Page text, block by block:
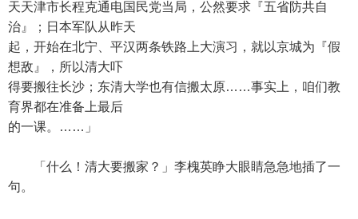
天天津市长程克通电国民党当局，公然要求『五省防共自
治』；日本军队从昨天
起，开始在北宁、平汉两条铁路上大演习，就以京城为『假
想敌』，所以清大吓
得要搬往长沙；东清大学也有信搬太原……事实上，咱们教
育界都在准备上最后
的一课。……」
「什么！清大要搬家？」李槐英睁大眼睛急急地插了一
句。